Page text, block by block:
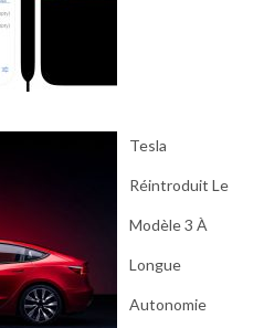
Tesla
Réintroduit Le
Modèle 3 À
Longue
Autonomie